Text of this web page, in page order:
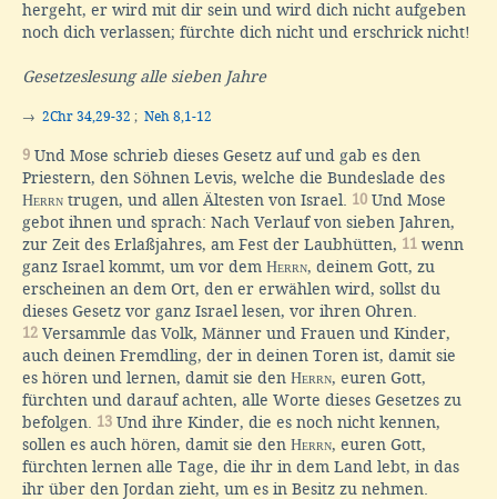
hergeht, er wird mit dir sein und wird dich nicht aufgeben
noch dich verlassen; fürchte dich nicht und erschrick nicht!
Gesetzeslesung alle sieben Jahre
→ 2Chr 34,29-32 ; Neh 8,1-12
9 Und Mose schrieb dieses Gesetz auf und gab es den
Priestern, den Söhnen Levis, welche die Bundeslade des
Herrn trugen, und allen Ältesten von Israel. 10 Und Mose
gebot ihnen und sprach: Nach Verlauf von sieben Jahren,
zur Zeit des Erlaßjahres, am Fest der Laubhütten, 11 wenn
ganz Israel kommt, um vor dem Herrn, deinem Gott, zu
erscheinen an dem Ort, den er erwählen wird, sollst du
dieses Gesetz vor ganz Israel lesen, vor ihren Ohren.
12 Versammle das Volk, Männer und Frauen und Kinder,
auch deinen Fremdling, der in deinen Toren ist, damit sie
es hören und lernen, damit sie den Herrn, euren Gott,
fürchten und darauf achten, alle Worte dieses Gesetzes zu
befolgen. 13 Und ihre Kinder, die es noch nicht kennen,
sollen es auch hören, damit sie den Herrn, euren Gott,
fürchten lernen alle Tage, die ihr in dem Land lebt, in das
ihr über den Jordan zieht, um es in Besitz zu nehmen.